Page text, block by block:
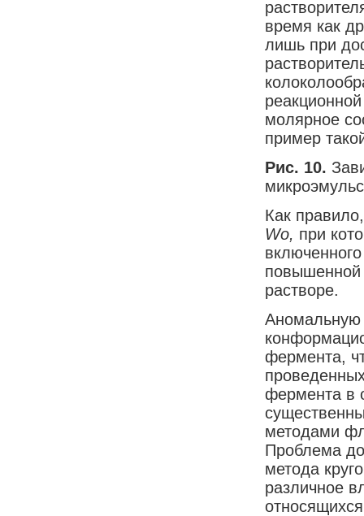
время как
лишь при
молярное
пример
Рис. 10.
Как
Wo, при
повышенной
растворе.
Аномальную
фермента,
фермента в
методами
Проблема
метода
различное